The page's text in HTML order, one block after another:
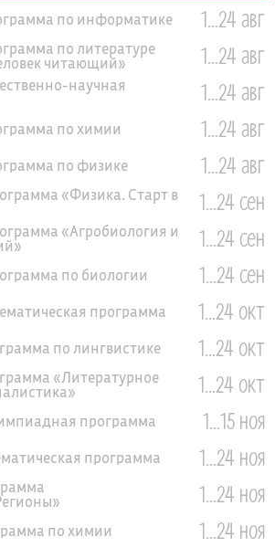
по информатике 1...24 авг
по литературе
читающий» 1...24 авг
научная 1...24 авг
по химии 1...24 авг
по физике 1...24 авг
«Физика. Старт в 1...24 сен
«Агробиология и 1...24 сен
по биологии 1...24 сен
программа 1...24 окт
по лингвистике 1...24 окт
«Литературное 1...24 окт
программа 1...15 ноя
программа 1...24 ноя
1...24 ноя
по химии 1...24 ноя